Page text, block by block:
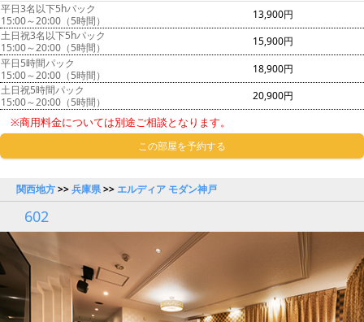
平日3名以下5hパック
15:00～20:00（5時間）
13,900円
土日祝3名以下5hパック
15:00～20:00（5時間）
15,900円
平日5時間パック
15:00～20:00（5時間）
18,900円
土日祝5時間パック
15:00～20:00（5時間）
20,900円
※商用料金については別途ご相談となります。
この部屋を予約する
関西地方>>兵庫県>> エルディア モダン神戸
602